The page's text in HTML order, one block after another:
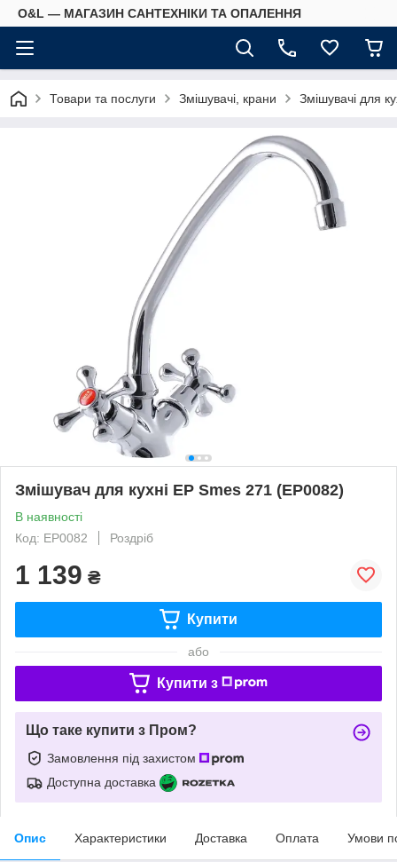
O&L — МАГАЗИН САНТЕХНІКИ ТА ОПАЛЕННЯ
Товари та послуги Змішувачі, крани Змішувачі для
Змішувач для кухні EP Smes 271 (EP0082)
В наявності
Код: EP0082
Роздріб
1 139 ₴
Купити
або
Купити з
Що таке купити з Пром?
Замовлення під захистом
Доступна доставка
Опис Характеристики Доставка Оплата Умови